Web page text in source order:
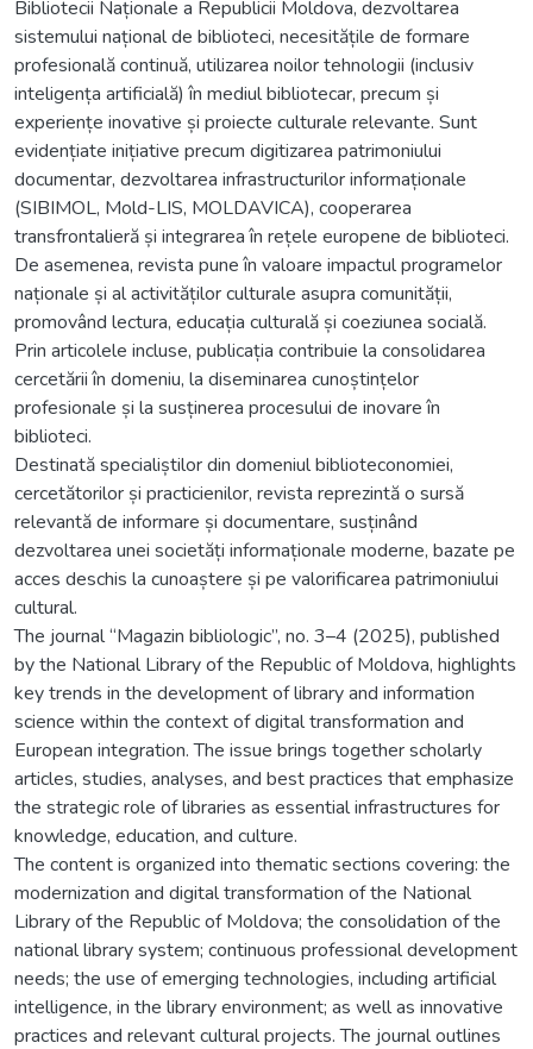
Bibliotecii Naționale a Republicii Moldova, dezvoltarea
sistemului național de biblioteci, necesitățile de formare
profesională continuă, utilizarea noilor tehnologii (inclusiv
inteligența artificială) în mediul bibliotecar, precum și
experiențe inovative și proiecte culturale relevante. Sunt
evidențiate inițiative precum digitizarea patrimoniului
documentar, dezvoltarea infrastructurilor informaționale
(SIBIMOL, Mold-LIS, MOLDAVICA), cooperarea
transfrontalieră și integrarea în rețele europene de biblioteci.
De asemenea, revista pune în valoare impactul programelor
naționale și al activităților culturale asupra comunității,
promovând lectura, educația culturală și coeziunea socială.
Prin articolele incluse, publicația contribuie la consolidarea
cercetării în domeniu, la diseminarea cunoștințelor
profesionale și la susținerea procesului de inovare în
biblioteci.
Destinată specialiștilor din domeniul biblioteconomiei,
cercetătorilor și practicienilor, revista reprezintă o sursă
relevantă de informare și documentare, susținând
dezvoltarea unei societăți informaționale moderne, bazate pe
acces deschis la cunoaștere și pe valorificarea patrimoniului
cultural.
The journal “Magazin bibliologic”, no. 3–4 (2025), published
by the National Library of the Republic of Moldova, highlights
key trends in the development of library and information
science within the context of digital transformation and
European integration. The issue brings together scholarly
articles, studies, analyses, and best practices that emphasize
the strategic role of libraries as essential infrastructures for
knowledge, education, and culture.
The content is organized into thematic sections covering: the
modernization and digital transformation of the National
Library of the Republic of Moldova; the consolidation of the
national library system; continuous professional development
needs; the use of emerging technologies, including artificial
intelligence, in the library environment; as well as innovative
practices and relevant cultural projects. The journal outlines